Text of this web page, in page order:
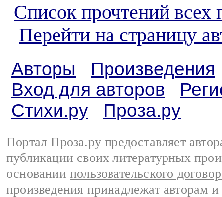
Список прочтений всех
Перейти на страницу
Авторы
Произведения
Вход для авторов
Стихи.ру
Проза.ру
Портал Проза.ру предоставляет
публикации своих литературных
основании пользовательского
произведения принадлежат авторам